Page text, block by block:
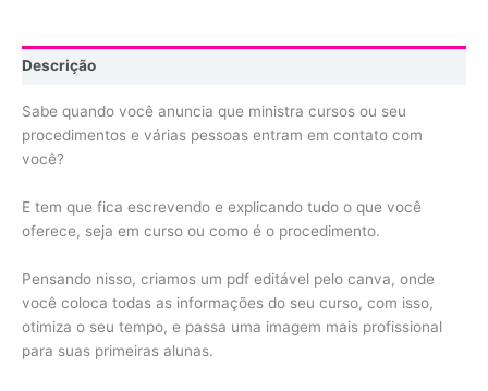
Descrição
Sabe quando você anuncia que ministra cursos ou seu
procedimentos e várias pessoas entram em contato com
você?
E tem que fica escrevendo e explicando tudo o que você
oferece, seja em curso ou como é o procedimento.
Pensando nisso, criamos um pdf editável pelo canva, onde
você coloca todas as informações do seu curso, com isso,
otimiza o seu tempo, e passa uma imagem mais profissional
para suas primeiras alunas.